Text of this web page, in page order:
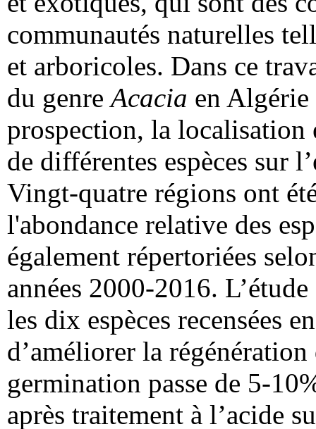
communautés naturelles
et arboricoles. Dans ce
du genreAcacia en Algérie
prospection, la localisation
de différentes espèces sur
Vingt-quatre régions ont
l'abondance relative des
également répertoriées
années 2000-2016.
les dix espèces recensées
d’améliorer la
germination passe de 5-
après traitement à l’acide